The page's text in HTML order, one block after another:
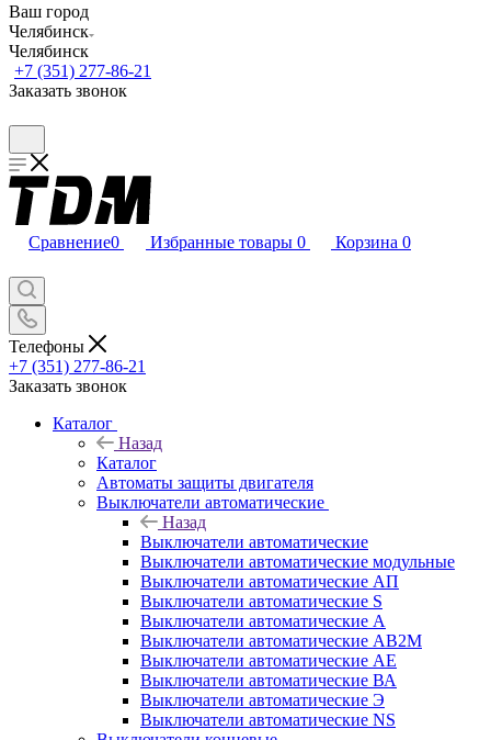
Ваш город
Челябинск
Челябинск
+7 (351) 277-86-21
Заказать звонок
Сравнение0 Избранные товары 0 Корзина 0
Телефоны
+7 (351) 277-86-21
Заказать звонок
Каталог
Назад
Каталог
Автоматы защиты двигателя
Выключатели автоматические
Назад
Выключатели автоматические
Выключатели автоматические модульные
Выключатели автоматические АП
Выключатели автоматические S
Выключатели автоматические А
Выключатели автоматические АВ2М
Выключатели автоматические АЕ
Выключатели автоматические ВА
Выключатели автоматические Э
Выключатели автоматические NS